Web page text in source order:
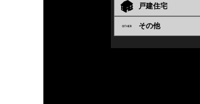
戸建住宅
その他